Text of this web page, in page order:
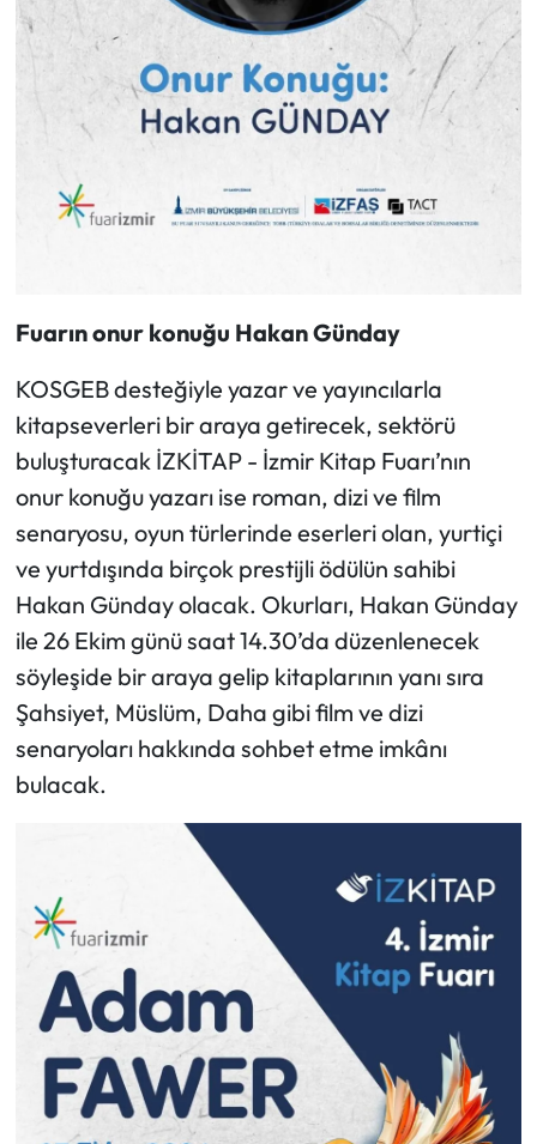
Fuarın onur konuğu Hakan Günday
KOSGEB desteğiyle yazar ve yayıncılarla
kitapseverleri bir araya getirecek, sektörü
buluşturacak İZKİTAP - İzmir Kitap Fuarı’nın
onur konuğu yazarı ise roman, dizi ve film
senaryosu, oyun türlerinde eserleri olan, yurtiçi
ve yurtdışında birçok prestijli ödülün sahibi
Hakan Günday olacak. Okurları, Hakan Günday
ile 26 Ekim günü saat 14.30’da düzenlenecek
söyleşide bir araya gelip kitaplarının yanı sıra
Şahsiyet, Müslüm, Daha gibi film ve dizi
senaryoları hakkında sohbet etme imkânı
bulacak.